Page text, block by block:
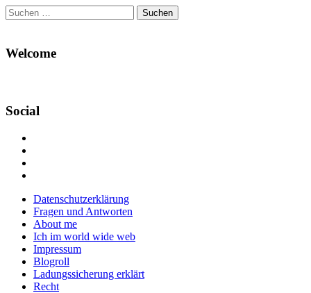
Suchen
nach:
Welcome
Social
Facebook
anzeigen
Twitter
anzeigen
auf
Instagram
anzeigen
Main
menu
Skip
content
Datenschutzerklärung
Fragen und Antworten
About me
Ich im world wide web
Impressum
Blogroll
Ladungssicherung erklärt
Recht